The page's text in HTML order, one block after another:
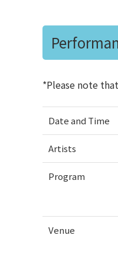
*Please note
Date and Time
Artists
Program
Venue